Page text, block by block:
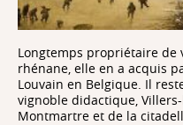
Longtemps propriétaire de
rhénane, elle en a acquis
Louvain en Belgique. Il
vignoble didactique,
Montmartre et de la